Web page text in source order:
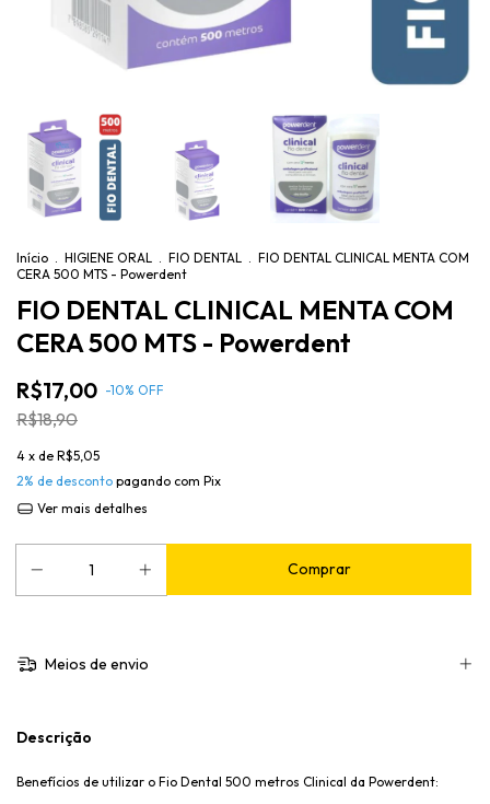
Início HIGIENE ORAL FIO DENTAL
FIO DENTAL CLINICAL MENTA COM
CERA 500 MTS - Powerdent
FIO DENTAL CLINICAL MENTA COM
CERA 500 MTS - Powerdent
R$17,00 -10% OFF
R$18,90
4 x de R$5,05
2% de desconto pagando com Pix
Ver mais detalhes
Meios de envio
Descrição
Benefícios de utilizar o Fio Dental 500 metros Clinical da Powerdent: